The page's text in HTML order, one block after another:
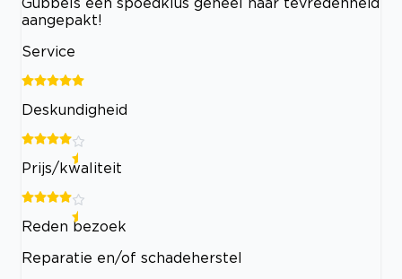
aangepakt!
Service
Deskundigheid
Prijs/kwaliteit
Reden bezoek
Reparatie en/of schadeherstel